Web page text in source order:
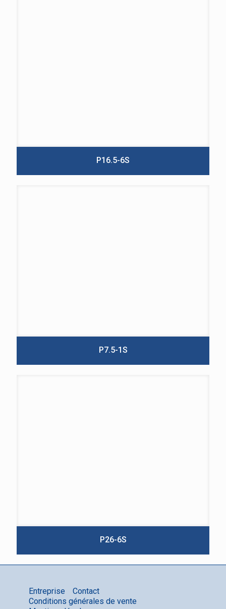
P16.5-6S
P7.5-1S
P26-6S
Entreprise
Contact
Conditions générales de vente